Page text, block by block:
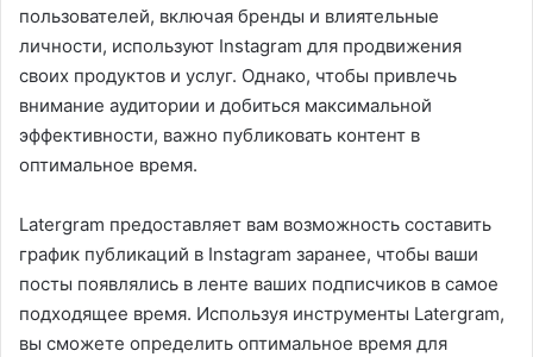
пользователей, включая бренды и влиятельные
личности, используют Instagram для продвижения
своих продуктов и услуг. Однако, чтобы привлечь
внимание аудитории и добиться максимальной
эффективности, важно публиковать контент в
оптимальное время.
Latergram предоставляет вам возможность составить
график публикаций в Instagram заранее, чтобы ваши
посты появлялись в ленте ваших подписчиков в самое
подходящее время. Используя инструменты Latergram,
вы сможете определить оптимальное время для